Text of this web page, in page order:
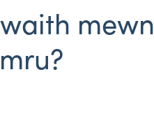
mewn